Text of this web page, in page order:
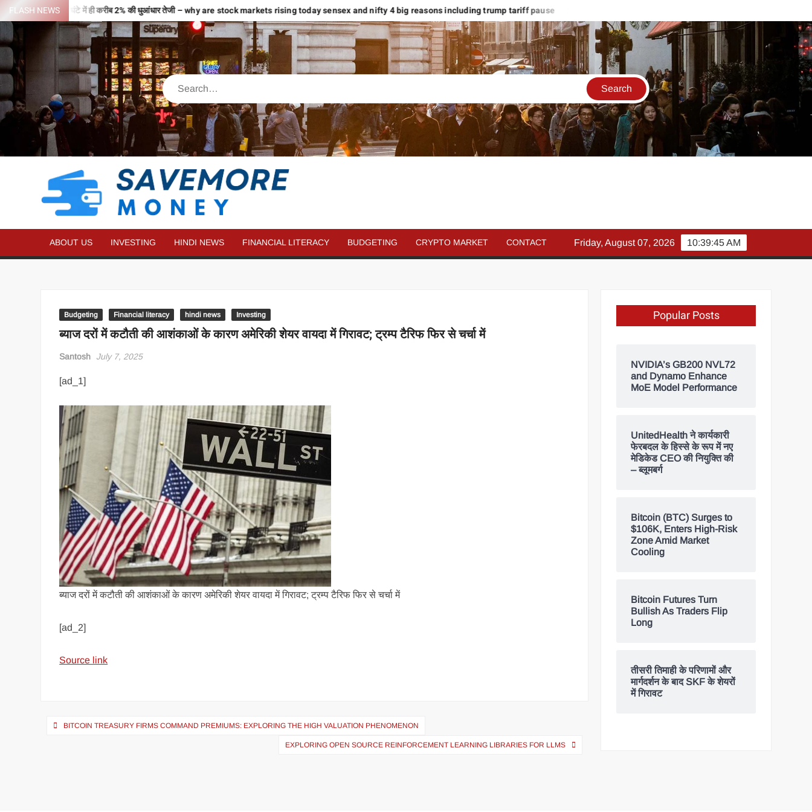
FLASH NEWS
से भरी उड़ान…2 घंटे में ही करीब 2% की धुआंधार तेजी – why are stock markets rising today sensex and nifty 4 big reasons including trump tariff pause
MORE
MONEY
RELATED
ABOUT US INVESTING HINDI NEWS FINANCIAL LITERACY BUDGETING CRYPTO MARKET CONTACT 10:39:45 AM
Friday, August 07, 2026
Budgeting Financial literacy hindi news Investing
ब्याज दरों में कटौती की आशंकाओं के कारण अमेरिकी शेयर वायदा में गिरावट; ट्रम्प टैरिफ फिर से चर्चा में
Santosh July 7, 2025
[ad_1]
ब्याज दरों में कटौती की आशंकाओं के कारण अमेरिकी शेयर वायदा में गिरावट; ट्रम्प टैरिफ फिर से चर्चा में
[ad_2]
Source link
BITCOIN TREASURY FIRMS COMMAND PREMIUMS: EXPLORING THE HIGH VALUATION PHENOMENON
EXPLORING OPEN SOURCE REINFORCEMENT LEARNING LIBRARIES FOR LLMS
Popular Posts
NVIDIA’s GB200 NVL72
and Dynamo Enhance
MoE Model Performance
UnitedHealth ने कार्यकारी
फेरबदल के हिस्से के रूप में नए
मेडिकेड CEO की नियुक्ति की
– ब्लूमबर्ग
Bitcoin (BTC) Surges to
$106K, Enters High-Risk
Zone Amid Market
Cooling
Bitcoin Futures Turn
Bullish As Traders Flip
Long
तीसरी तिमाही के परिणामों और
मार्गदर्शन के बाद SKF के शेयरों
में गिरावट